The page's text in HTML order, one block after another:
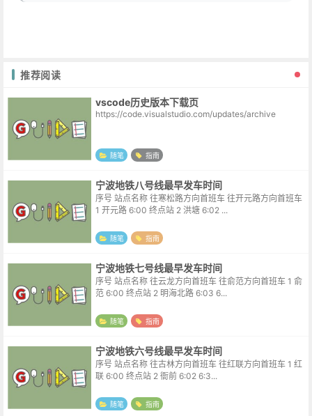
推荐阅读
vscode历史版本下载页
https://code.visualstudio.com/updates/archive
随笔 指南
宁波地铁八号线最早发车时间
序号 站点名称 往寒松路方向首班车 往开元路方向首班车
1 开元路 6:00 终点站 2 洪塘 6:02 ...
随笔 指南
宁波地铁七号线最早发车时间
序号 站点名称 往云龙方向首班车 往俞范方向首班车 1 俞
范 6:00 终点站 2 明海北路 6:03 6...
随笔 指南
宁波地铁六号线最早发车时间
序号 站点名称 往古林方向首班车 往红联方向首班车 1 红
联 6:00 终点站 2 衙前 6:02 6:3...
随笔 指南